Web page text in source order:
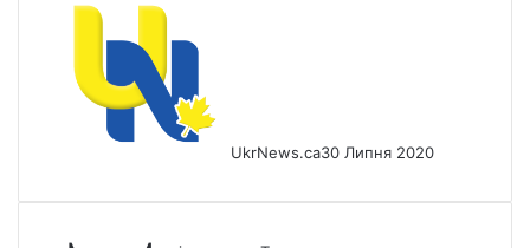
UkrNews.ca30 Липня 2020